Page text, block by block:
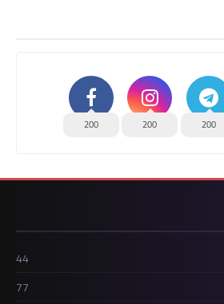
200
200
200
44
77